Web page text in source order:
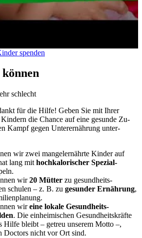
spenden
für die Hilfe! Geben Sie mit Ihrer
die Chance auf eine ge­sunde Zu­
Kampf gegen Unter­ernährung unter­
wir zwei mangel­er­nährte Kinder auf
lang mit hoch­kalorischer Spezial­
wir20 Mütter zu gesund­heits­
schulen – z. B. zu ge­sunder Er­nährung,
wireine lokale Ge­sund­heits­
. Die ein­heimischen Ge­sund­heits­kräfte
Hilfe bleibt – getreu unserem Motto –,
Doctors nicht vor Ort sind.